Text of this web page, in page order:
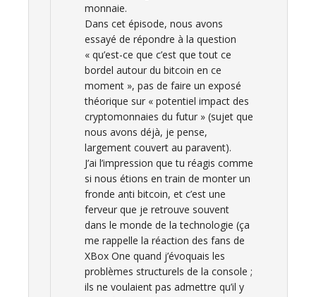
monnaie.
Dans cet épisode, nous avons
essayé de répondre à la question
« qu’est-ce que c’est que tout ce
bordel autour du bitcoin en ce
moment », pas de faire un exposé
théorique sur « potentiel impact des
cryptomonnaies du futur » (sujet que
nous avons déjà, je pense,
largement couvert au paravent).
J’ai l’impression que tu réagis comme
si nous étions en train de monter un
fronde anti bitcoin, et c’est une
ferveur que je retrouve souvent
dans le monde de la technologie (ça
me rappelle la réaction des fans de
XBox One quand j’évoquais les
problèmes structurels de la console ;
ils ne voulaient pas admettre qu’il y